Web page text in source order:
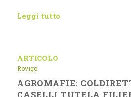
Leggi tutto
ARTICOLO
Rovigo
AGROMAFIE:
CASELLI TUTELA